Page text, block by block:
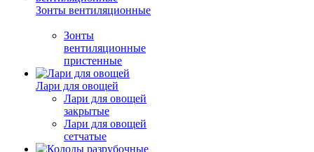
Зонты вентиляционные
Зонты
вентиляционные
пристенные
Лари для овощей
Лари для овощей
закрытые
Лари для овощей
сетчатые